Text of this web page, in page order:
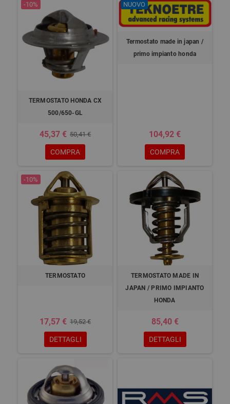
-10%
TERMOSTATO HONDA CX
500/650-GL
45,37 € 50,41 €
COMPRA
NUOVO
Termostato made in japan /
primo impianto honda
104,92 €
COMPRA
-10%
TERMOSTATO
17,57 € 19,52 €
DETTAGLI
TERMOSTATO MADE IN
JAPAN / PRIMO IMPIANTO
HONDA
85,40 €
DETTAGLI